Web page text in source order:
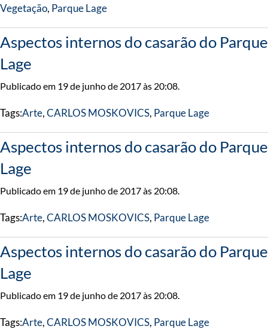
Vegetação, Parque Lage
Aspectos internos do casarão do Parque
Lage
Publicado em 19 de junho de 2017 às 20:08.
Tags:Arte,CARLOS MOSKOVICS, Parque Lage
Aspectos internos do casarão do Parque
Lage
Publicado em 19 de junho de 2017 às 20:08.
Tags:Arte,CARLOS MOSKOVICS, Parque Lage
Aspectos internos do casarão do Parque
Lage
Publicado em 19 de junho de 2017 às 20:08.
Tags:Arte,CARLOS MOSKOVICS, Parque Lage